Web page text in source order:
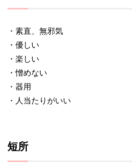
・素直、無邪気
・優しい
・楽しい
・憎めない
・器用
・人当たりがいい
短所